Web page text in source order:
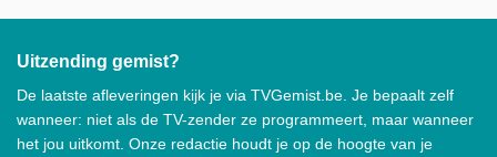
Uitzending gemist?
De laatste afleveringen kijk je via TVGemist.be. Je bepaalt zelf
wanneer: niet als de TV-zender ze programmeert, maar wanneer
het jou uitkomt. Onze redactie houdt je op de hoogte van je